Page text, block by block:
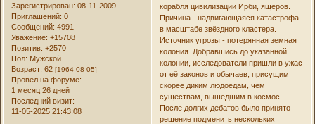
Зарегистрирован: 08-11-2009
Приглашений: 0
Сообщений: 4991
Уважение: +15708
Позитив: +2570
Пол: Мужской
Возраст: 62[1964-08-05]
Провел на форуме:
1 месяц 26 дней
Последний визит:
11-05-2025 21:43:08
корабля цивилизации Ирби, ящеров.
Причина - надвигающаяся катастрофа
в масштабе звёздного кластера.
Источник угрозы - потерянная земная
колония. Добравшись до указанной
колонии, исследователи пришли в ужас
от её законов и обычаев, присущим
скорее диким людоедам, чем
существам, вышедшим в космос.
После долгих дебатов было принято
решение подменить нескольких